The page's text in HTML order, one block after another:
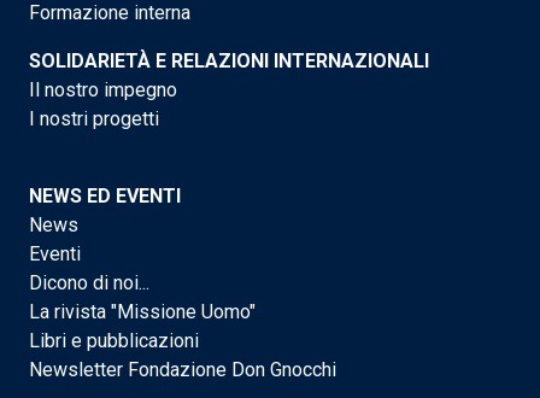
Formazione interna
SOLIDARIETÀ E RELAZIONI INTERNAZIONALI
Il nostro impegno
I nostri progetti
NEWS ED EVENTI
News
Eventi
Dicono di noi...
La rivista "Missione Uomo"
Libri e pubblicazioni
Newsletter Fondazione Don Gnocchi